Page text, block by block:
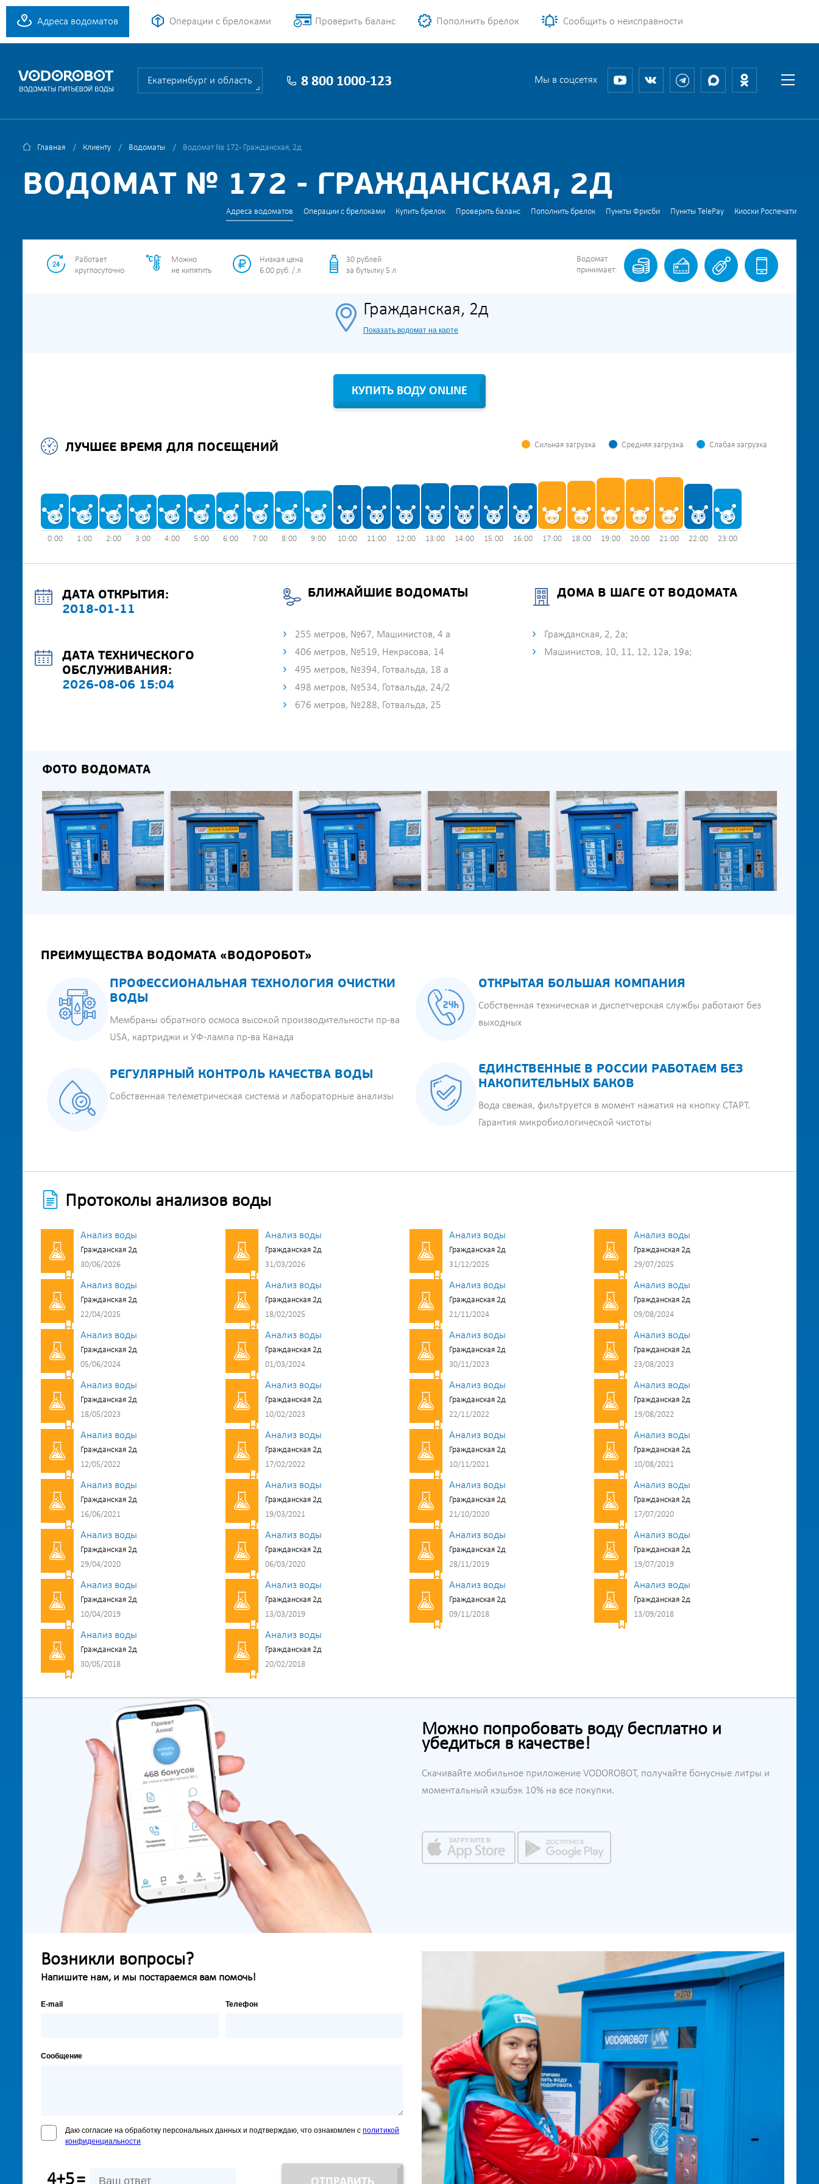
Адреса водоматов Операции с брелоками Проверить баланс Пополнить брелок Сообщить о неисправности
Екатеринбург и область 8 800 1000-123 Мы в соцсетях
Главная Клиенту Водоматы Водомат № 172 - Гражданская, 2д
ВОДОМАТ № 172 - ГРАЖДАНСКАЯ, 2Д
Адреса водоматов Операции с брелоками Купить брелок Проверить баланс Пополнить брелок Пункты Фрисби Пункты TelePay Киоски Роспечати
Работает
круглосуточно
Можно
не кипятить
Низкая цена
6.00 руб. / л
30 рублей
за бутылку 5 л
Водомат
принимает:
Гражданская, 2д
Показать водомат на карте
КУПИТЬ ВОДУ ONLINE
ЛУЧШЕЕ ВРЕМЯ ДЛЯ ПОСЕЩЕНИЙ Сильная загрузка Средняя загрузка Слабая загрузка
0:00 1:00 2:00 3:00 4:00 5:00 6:00 7:00 8:00 9:00 10:00 11:00 12:00 13:00 14:00 15:00 16:00 17:00 18:00 19:00 20:00 21:00 22:00 23:00
ДАТА ОТКРЫТИЯ:
2018-01-11
ДАТА ТЕХНИЧЕСКОГО
ОБСЛУЖИВАНИЯ:
2026-08-06 15:04
БЛИЖАЙШИЕ ВОДОМАТЫ
255 метров, №67, Машинистов, 4 а
406 метров, №519, Некрасова, 14
495 метров, №394, Готвальда, 18 а
498 метров, №534, ​Готвальда, 24/2
676 метров, №288, Готвальда, 25
ДОМА В ШАГЕ ОТ ВОДОМАТА
Гражданская, 2, 2а;
Машинистов, 10, 11, 12, 12а, 19а;
ФОТО ВОДОМАТА
ПРЕИМУЩЕСТВА ВОДОМАТА «ВОДОРОБОТ»
ПРОФЕССИОНАЛЬНАЯ ТЕХНОЛОГИЯ ОЧИСТКИ
ВОДЫ
Мембраны обратного осмоса высокой производительности пр-ва
USA, картриджи и УФ-лампа пр-ва Канада
РЕГУЛЯРНЫЙ КОНТРОЛЬ КАЧЕСТВА ВОДЫ
Собственная телеметрическая система и лабораторные анализы
ОТКРЫТАЯ БОЛЬШАЯ КОМПАНИЯ
Собственная техническая и диспетчерская службы работают без
выходных
ЕДИНСТВЕННЫЕ В РОССИИ РАБОТАЕМ БЕЗ
НАКОПИТЕЛЬНЫХ БАКОВ
Вода свежая, фильтруется в момент нажатия на кнопку СТАРТ.
Гарантия микробиологической чистоты
Протоколы анализов воды
Анализ воды
Гражданская 2д
30/06/2026
Анализ воды
Гражданская 2д
31/03/2026
Анализ воды
Гражданская 2д
31/12/2025
Анализ воды
Гражданская 2д
29/07/2025
Анализ воды
Гражданская 2д
22/04/2025
Анализ воды
Гражданская 2д
18/02/2025
Анализ воды
Гражданская 2д
21/11/2024
Анализ воды
Гражданская 2д
09/08/2024
Анализ воды
Гражданская 2д
05/06/2024
Анализ воды
Гражданская 2д
01/03/2024
Анализ воды
Гражданская 2д
30/11/2023
Анализ воды
Гражданская 2д
23/08/2023
Анализ воды
Гражданская 2д
18/05/2023
Анализ воды
Гражданская 2д
10/02/2023
Анализ воды
Гражданская 2д
22/11/2022
Анализ воды
Гражданская 2д
19/08/2022
Анализ воды
Гражданская 2д
12/05/2022
Анализ воды
Гражданская 2д
17/02/2022
Анализ воды
Гражданская 2д
10/11/2021
Анализ воды
Гражданская 2д
10/08/2021
Анализ воды
Гражданская 2д
16/06/2021
Анализ воды
Гражданская 2д
19/03/2021
Анализ воды
Гражданская 2д
21/10/2020
Анализ воды
Гражданская 2д
17/07/2020
Анализ воды
Гражданская 2д
29/04/2020
Анализ воды
Гражданская 2д
06/03/2020
Анализ воды
Гражданская 2д
28/11/2019
Анализ воды
Гражданская 2д
19/07/2019
Анализ воды
Гражданская 2д
10/04/2019
Анализ воды
Гражданская 2д
13/03/2019
Анализ воды
Гражданская 2д
09/11/2018
Анализ воды
Гражданская 2д
13/09/2018
Анализ воды
Гражданская 2д
30/05/2018
Анализ воды
Гражданская 2д
20/02/2018
Можно попробовать воду бесплатно и
убедиться в качестве!
Скачивайте мобильное приложение VODOROBOT, получайте бонусные литры и
моментальный кэшбэк 10% на все покупки.
Возникли вопросы?
Напишите нам, и мы постараемся вам помочь!
E-mail Телефон
Сообщение
Даю согласие на обработку персональных данных и подтверждаю, что ознакомлен с политикой
конфиденциальности
4+5=